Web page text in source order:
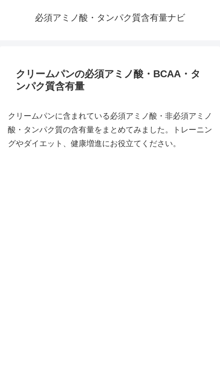
必須アミノ酸・タンパク質含有量ナビ
クリームパンの必須アミノ酸・BCAA・タ
ンパク質含有量
クリームパンに含まれている必須アミノ酸・非必須アミノ
酸・タンパク質の含有量をまとめてみました。トレーニン
グやダイエット、健康増進にお役立てください。